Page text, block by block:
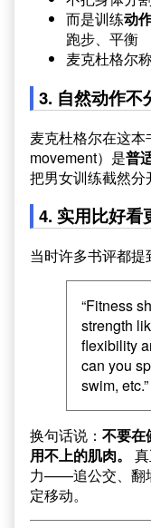
而是训练动
跑步、平衡
麦克杜格尔
3. 自然动作不
麦克杜格尔在这
movement）是普
把男女训练截然分
4. 实用比好看
当时许多书评都提
“Fitness
strength
flexibility
can you
swim,
换句话说： 不要在
用不上的肌肉。
力——追公交、翻
定移动。